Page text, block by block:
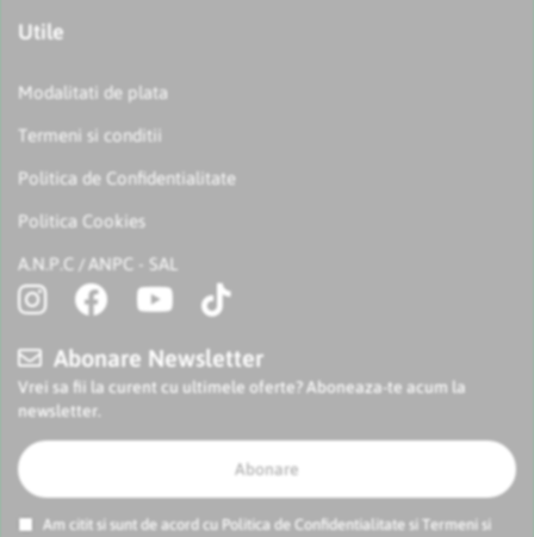
Utile
Modalitati de plata
Termeni si conditii
Politica de Confidentialitate
Politica Cookies
A.N.P.C / ANPC - SAL
Abonare Newsletter
Vrei sa fii la curent cu ultimele oferte? Aboneaza-te acum la
newsletter.
Abonare
Am citit si sunt de acord cu Politica de Confidentialitate si Termeni si